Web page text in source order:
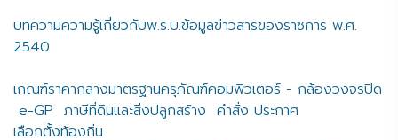
บทความความรู้เกี่ยวกับพ.ร.บ.ข้อมูลข่าวสารของราชการ พ.ศ.
2540
เกณฑ์ราคากลางมาตรฐานครุภัณฑ์คอมพิวเตอร์ - กล้องวงจรปิด
e-GP ภาษีที่ดินและสิ่งปลูกสร้าง คำสั่ง ประกาศ
เลือกตั้งท้องถิ่น